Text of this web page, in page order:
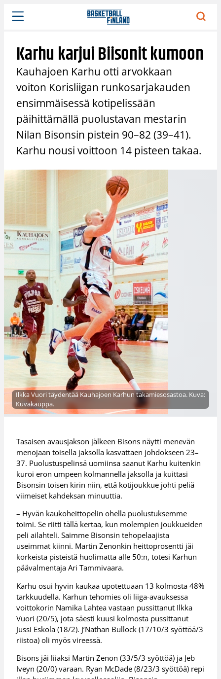
Siirry
sisältöön
Karhu karjui Biisonit kumoon
Kauhajoen Karhu otti arvokkaan
voiton Korisliigan runkosarjakauden
ensimmäisessä kotipelissään
päihittämällä puolustavan mestarin
Nilan Bisonsin pistein 90–82 (39–41).
Karhu nousi voittoon 14 pisteen takaa.
Ilkka Vuori täydentää Kauhajoen Karhun takamiesosastoa. Kuva:
Kuvakauppa.
Tasaisen avausjakson jälkeen Bisons näytti menevän
menojaan toisella jaksolla kasvattaen johdokseen 23–
37. Puolustuspelinsä uomiinsa saanut Karhu kuitenkin
kuroi eron umpeen kolmannella jaksolla ja kuittasi
Bisonsin toisen kirin niin, että kotijoukkue johti peliä
viimeiset kahdeksan minuuttia.
– Hyvän kaukoheittopelin ohella puolustuksemme
toimi. Se riitti tällä kertaa, kun molempien joukkueiden
peli ailahteli. Saimme Bisonsin tehopelaajista
useimmat kiinni. Martin Zenonkin heittoprosentti jäi
korkeista pisteistä huolimatta alle 50:n, totesi Karhun
päävalmentaja Ari Tammivaara.
Karhu osui hyvin kaukaa upotettuaan 13 kolmosta 48%
tarkkuudella. Karhun tehomies oli liiga-avauksessa
voittokorin Namika Lahtea vastaan pussittanut Ilkka
Vuori (20/5), jota säesti kuusi kolmosta pussittanut
Jussi Eskola (18/2). J’Nathan Bullock (17/10/3 syöttöä/3
riistoa) oli myös vireessä.
Bisons jäi liiaksi Martin Zenon (33/5/3 syöttöä) ja Jeb
Iveyn (20/0) varaan. Ryan McDade (8/23/3 syöttöä) repi